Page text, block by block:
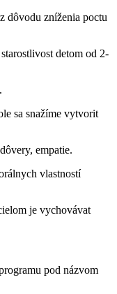
dôvodu zníženia poctu
detom od 2-
sa snažíme vytvorit
empatie.
vlastností
je vychovávat
pod názvom